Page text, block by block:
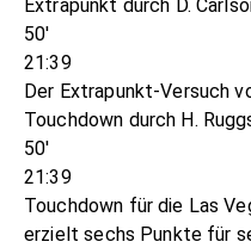
Extrapunkt durch D.
50'
21:39
Der Extrapunkt-Versuch
Touchdown durch H.
50'
21:39
Touchdown für die Las
erzielt sechs Punkte für